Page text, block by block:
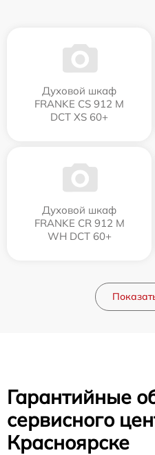
Духовой шкаф
FRANKE CS 912 M
DCT XS 60+
Духовой шкаф
FRANKE CR 912 M
WH DCT 60+
Гарантийные
сервисного
Красноярске